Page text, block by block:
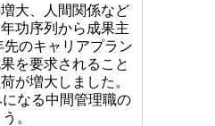
大、人間関係など
功序列から成果主
のキャリアプラン
を要求されること
が増大しました。
なる中間管理職の
。